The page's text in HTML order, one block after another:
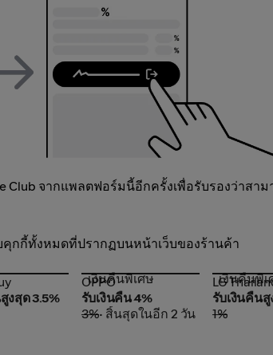
จากแพลตฟอร์มนี้อีกครั้งเพื่อรับรองว่าสาม
คุกกี้ทั้งหมดที่ปรากฏบนหน้าเว็บของร้านค้า
งสุด 3.5%
OPPO
เงินคืนพิเศษ
OPPO
รับเงินคืน 4%
3%• สิ้นสุดในอีก 2 วัน
LG
เงินคืนพิเ
LG
รับเงินคืนสู
1%